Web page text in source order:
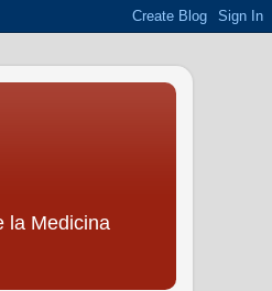
la Medicina